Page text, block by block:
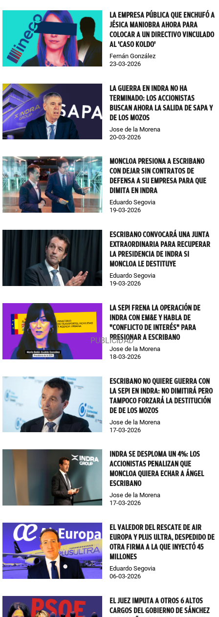
LA EMPRESA PÚBLICA QUE ENCHUFÓ A
JÉSICA MANIOBRA AHORA PARA
COLOCAR A UN DIRECTIVO VINCULADO
AL 'CASO KOLDO'
Fernán González
23-03-2026
LA GUERRA EN INDRA NO HA
TERMINADO: LOS ACCIONISTAS
BUSCAN AHORA LA SALIDA DE SAPA Y
DE LOS MOZOS
Jose de la Morena
20-03-2026
MONCLOA PRESIONA A ESCRIBANO
CON DEJAR SIN CONTRATOS DE
DEFENSA A SU EMPRESA PARA QUE
DIMITA EN INDRA
Eduardo Segovia
19-03-2026
ESCRIBANO CONVOCARÁ UNA JUNTA
EXTRAORDINARIA PARA RECUPERAR
LA PRESIDENCIA DE INDRA SI
MONCLOA LE DESTITUYE
Eduardo Segovia
19-03-2026
LA SEPI FRENA LA OPERACIÓN DE
INDRA CON EM&E Y HABLA DE
"CONFLICTO DE INTERÉS" PARA
PRESIONAR A ESCRIBANO
Jose de la Morena
18-03-2026
ESCRIBANO NO QUIERE GUERRA CON
LA SEPI EN INDRA: NO DIMITIRÁ PERO
TAMPOCO FORZARÁ LA DESTITUCIÓN
DE DE LOS MOZOS
Jose de la Morena
17-03-2026
INDRA SE DESPLOMA UN 4%: LOS
ACCIONISTAS PENALIZAN QUE
MONCLOA QUIERA ECHAR A ÁNGEL
ESCRIBANO
Jose de la Morena
17-03-2026
EL VALEDOR DEL RESCATE DE AIR
EUROPA Y PLUS ULTRA, DESPEDIDO DE
OTRA FIRMA A LA QUE INYECTÓ 45
MILLONES
Eduardo Segovia
06-03-2026
EL JUEZ IMPUTA A OTROS 6 ALTOS
CARGOS DEL GOBIERNO DE SÁNCHEZ